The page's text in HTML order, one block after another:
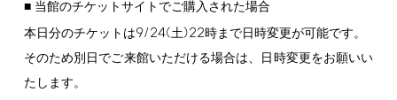
■ 当館のチケットサイトでご購入された場合
本日分のチケットは9/24(土)22時まで日時変更が可能です。
そのため別日でご来館いただける場合は、日時変更をお願いい
たします。